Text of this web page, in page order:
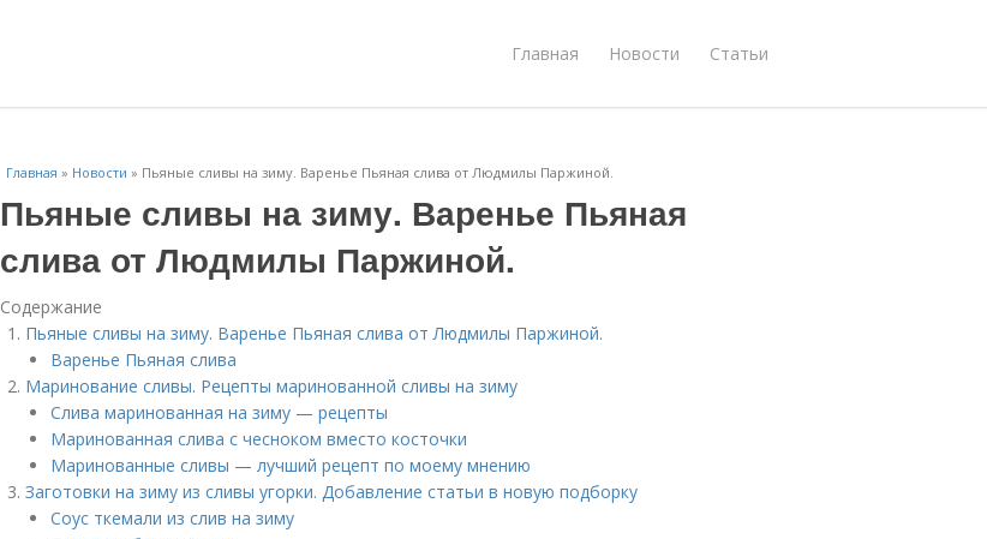
Главная Новости Статьи
Главная » Новости » Пьяные сливы на зиму. Варенье Пьяная слива от Людмилы Паржиной.
Пьяные сливы на зиму. Варенье Пьяная
слива от Людмилы Паржиной.
Содержание
Пьяные сливы на зиму. Варенье Пьяная слива от Людмилы Паржиной.
Варенье Пьяная слива
Маринование сливы. Рецепты маринованной сливы на зиму
Слива маринованная на зиму — рецепты
Маринованная слива с чесноком вместо косточки
Маринованные сливы — лучший рецепт по моему мнению
Заготовки на зиму из сливы угорки. Добавление статьи в новую подборку
Соус ткемали из слив на зиму